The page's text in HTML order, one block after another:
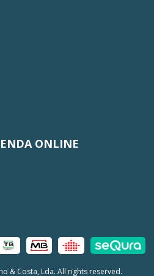
ONLINE
& Costa, Lda. All rights reserved.